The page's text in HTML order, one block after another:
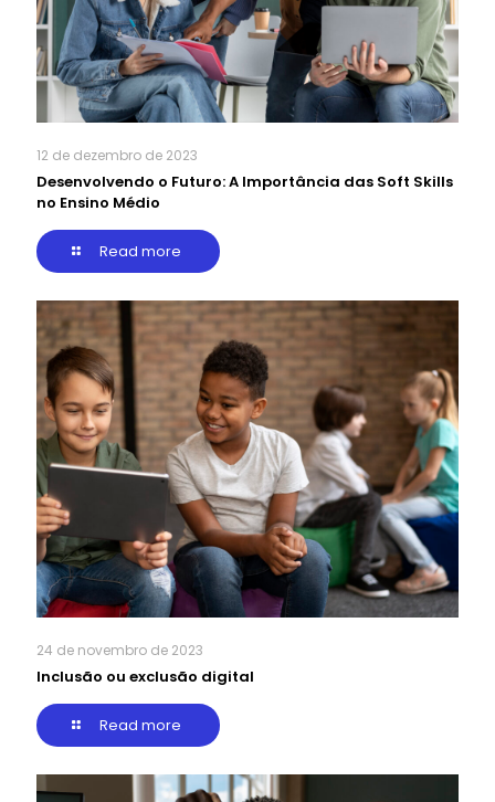
12 de dezembro de 2023
Desenvolvendo o Futuro: A Importância das Soft Skills
no Ensino Médio
Read more
24 de novembro de 2023
Inclusão ou exclusão digital
Read more